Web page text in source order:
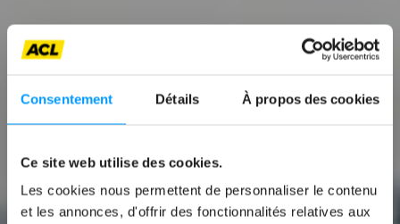
Consentement Détails À propos des cookies
Ce site web utilise des cookies.
Les cookies nous permettent de personnaliser le contenu
et les annonces, d'offrir des fonctionnalités relatives aux
News